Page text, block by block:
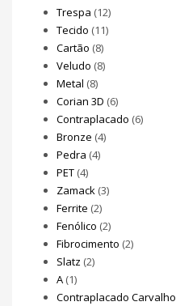
Trespa (12)
Tecido (11)
Cartão (8)
Veludo (8)
Metal (8)
Corian 3D (6)
Contraplacado (6)
Bronze (4)
Pedra (4)
PET (4)
Zamack (3)
Ferrite (2)
Fenólico (2)
Fibrocimento (2)
Slatz (2)
A (1)
Contraplacado Carvalho